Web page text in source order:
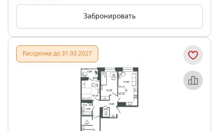
Забронировать
Рассрочка до 31.03.2027
Объект месяца